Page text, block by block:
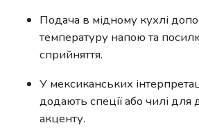
Подача в мідному кухлі
температуру напою та
сприйняття.
У мексиканських
додають спеції або чилі для
акценту.